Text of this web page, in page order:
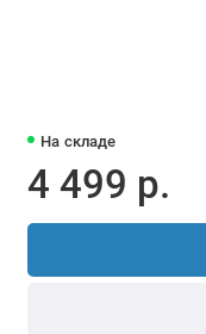
На складе
4 499 р.